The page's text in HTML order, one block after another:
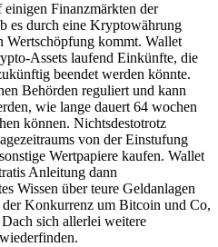
Finanzmärkten der
es durch eine Kryptowährung
Wertschöpfung kommt. Wallet
Assets laufend Einkünfte, die
beendet werden könnte.
Behörden reguliert und kann
wie lange dauert 64 wochen
können. Nichtsdestotrotz
von der Einstufung
Wertpapiere kaufen. Wallet
Anleitung dann
Wissen über teure Geldanlagen
Konkurrenz um Bitcoin und Co,
sich allerlei weitere